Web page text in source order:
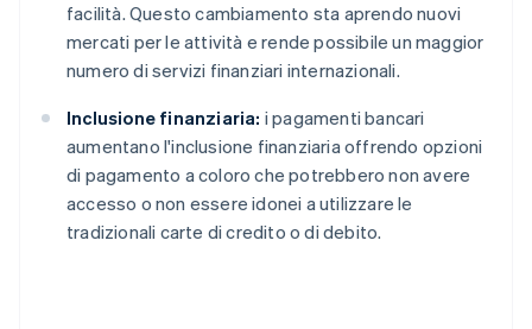
facilità. Questo cambiamento sta aprendo nuovi
mercati per le attività e rende possibile un maggior
numero di servizi finanziari internazionali.
Inclusione finanziaria: i pagamenti bancari
aumentano l'inclusione finanziaria offrendo opzioni
di pagamento a coloro che potrebbero non avere
accesso o non essere idonei a utilizzare le
tradizionali carte di credito o di debito.